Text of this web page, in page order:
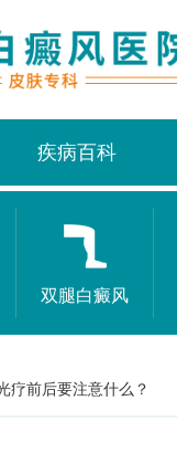
疾病百科
双腿白癜风
疗前后要注意什么？